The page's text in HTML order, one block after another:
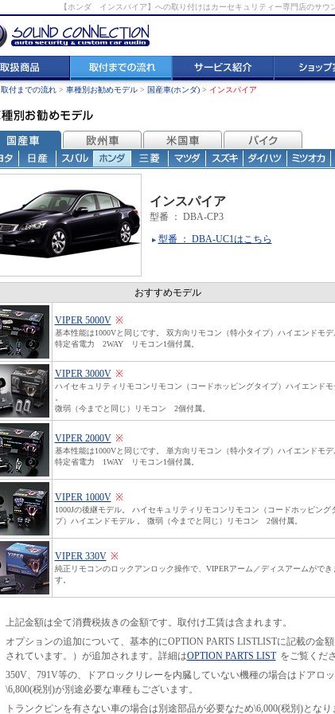
【ホンダ インスパイア】への取り付けはカーセキュリティー専門店のサ
取付までの流れ > 車種別お勧めモデル > 国産車(ホンダ) > インスパイア
インスパイア
型番 ： DBA-CP3
型番 ： DBA-UC1はこちら
おすすめモデル
VIPER 5000V ※
基本性能は1000Vと同じです。 双方向リモコン（特小タイプ）ハイエンドモデ
特定省電力 2WAY リモコン1個付属。
VIPER 3000V ※
ハイセキュリティリモコンリモコン（コードホッピングタイプ）ハイエンドモ
微弱（今までと同じ）リモコン 2個付属。
VIPER 2000V ※
基本性能は1000Vと同じです。 単方向リモコン（特小タイプ）ハイエンドモデ
特定省電力 1WAY リモコン1個付属。
VIPER 1000V ※
1000Jの後継モデル。 ハイセキュリティリモコンリモコン（コードホッピング
プ）ハイエンドモデル 。 微弱（今までと同じ）リモコン 2個付属。
VIPER 330V ※
純正リモコンのロックアンロック操作で、VIPERアーム／ディスアームができ
す。
上記金額は全て消費税抜きの金額です。取付け工賃は含まれます。
オプションの追加について、基本的にOPTION PARTS LISTLISTに記載の金
されています。）が追加されます。詳細はOPTION PARTS LIST をご覧くださ
350V、791V等の、ドアロックリレーを内臓していない機種の場合はドアロ
\6,800(税別)が別途必要な車種もございます。
トランクピンを有さない車の場合は別途部品が必要なため\6,000(税別)となり